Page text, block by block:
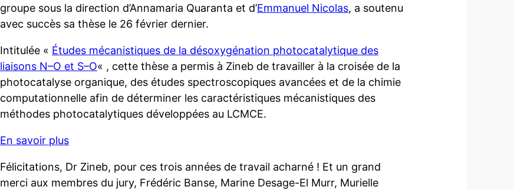
groupe sous la direction d’Annamaria Quaranta et d’Emmanuel Nicolas, a soutenu
avec succès sa thèse le 26 février dernier.
Intitulée « Études mécanistiques de la désoxygénation photocatalytique des
liaisons N–O et S–O« , cette thèse a permis à Zineb de travailler à la croisée de la
photocatalyse organique, des études spectroscopiques avancées et de la chimie
computationnelle afin de déterminer les caractéristiques mécanistiques des
méthodes photocatalytiques développées au LCMCE.
En savoir plus
Félicitations, Dr Zineb, pour ces trois années de travail acharné ! Et un grand
merci aux membres du jury, Frédéric Banse, Marine Desage-El Murr, Murielle